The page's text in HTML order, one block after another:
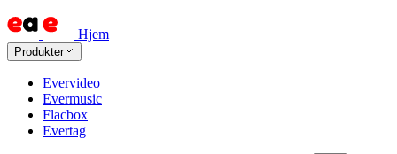
Hjem
Produkter
Evervideo
Evermusic
Flacbox
Evertag